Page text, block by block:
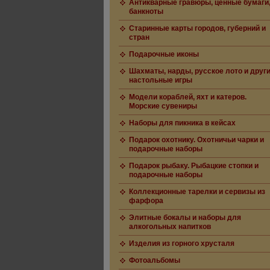
Антикварные гравюры, ценные бумаги,
банкноты
Старинные карты городов, губерний и
стран
Подарочные иконы
Шахматы, нарды, русское лото и
настольные игры
Модели кораблей, яхт и катеров.
Морские сувениры
Наборы для пикника в кейсах
Подарок охотнику. Охотничьи чарки и
подарочные наборы
Подарок рыбаку. Рыбацкие стопки и
подарочные наборы
Коллекционные тарелки и сервизы из
фарфора
Элитные бокалы и наборы для
алкогольных напитков
Изделия из горного хрусталя
Фотоальбомы